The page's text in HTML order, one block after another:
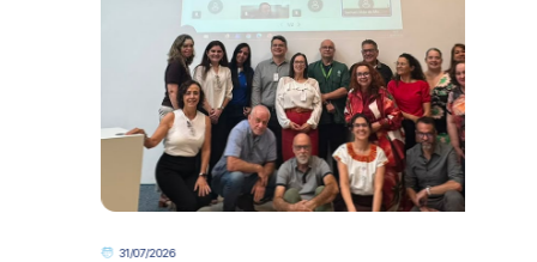
31/07/2026